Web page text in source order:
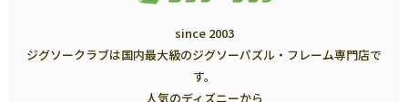
since 2003
ジグソークラブは国内最大級のジグソーパズル・フレーム専門店で
す。
人気のディズニーから